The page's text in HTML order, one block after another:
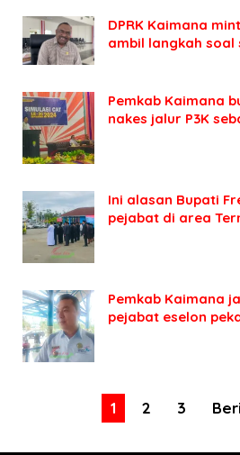
DPRK Kaimana
ambil langkah soal
Pemkab Kaimana
nakes jalur P3K
Ini alasan Bupati
pejabat di area
Pemkab Kaimana
pejabat eselon
1 2 3